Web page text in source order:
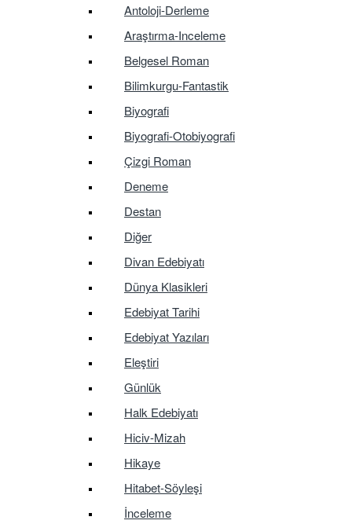
Antoloji-Derleme
Araştırma-Inceleme
Belgesel Roman
Bilimkurgu-Fantastik
Biyografi
Biyografi-Otobiyografi
Çizgi Roman
Deneme
Destan
Diğer
Divan Edebiyatı
Dünya Klasikleri
Edebiyat Tarihi
Edebiyat Yazıları
Eleştiri
Günlük
Halk Edebiyatı
Hiciv-Mizah
Hikaye
Hitabet-Söyleşi
İnceleme